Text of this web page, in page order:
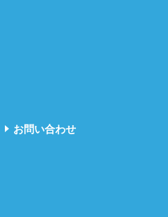
お問い合わせ